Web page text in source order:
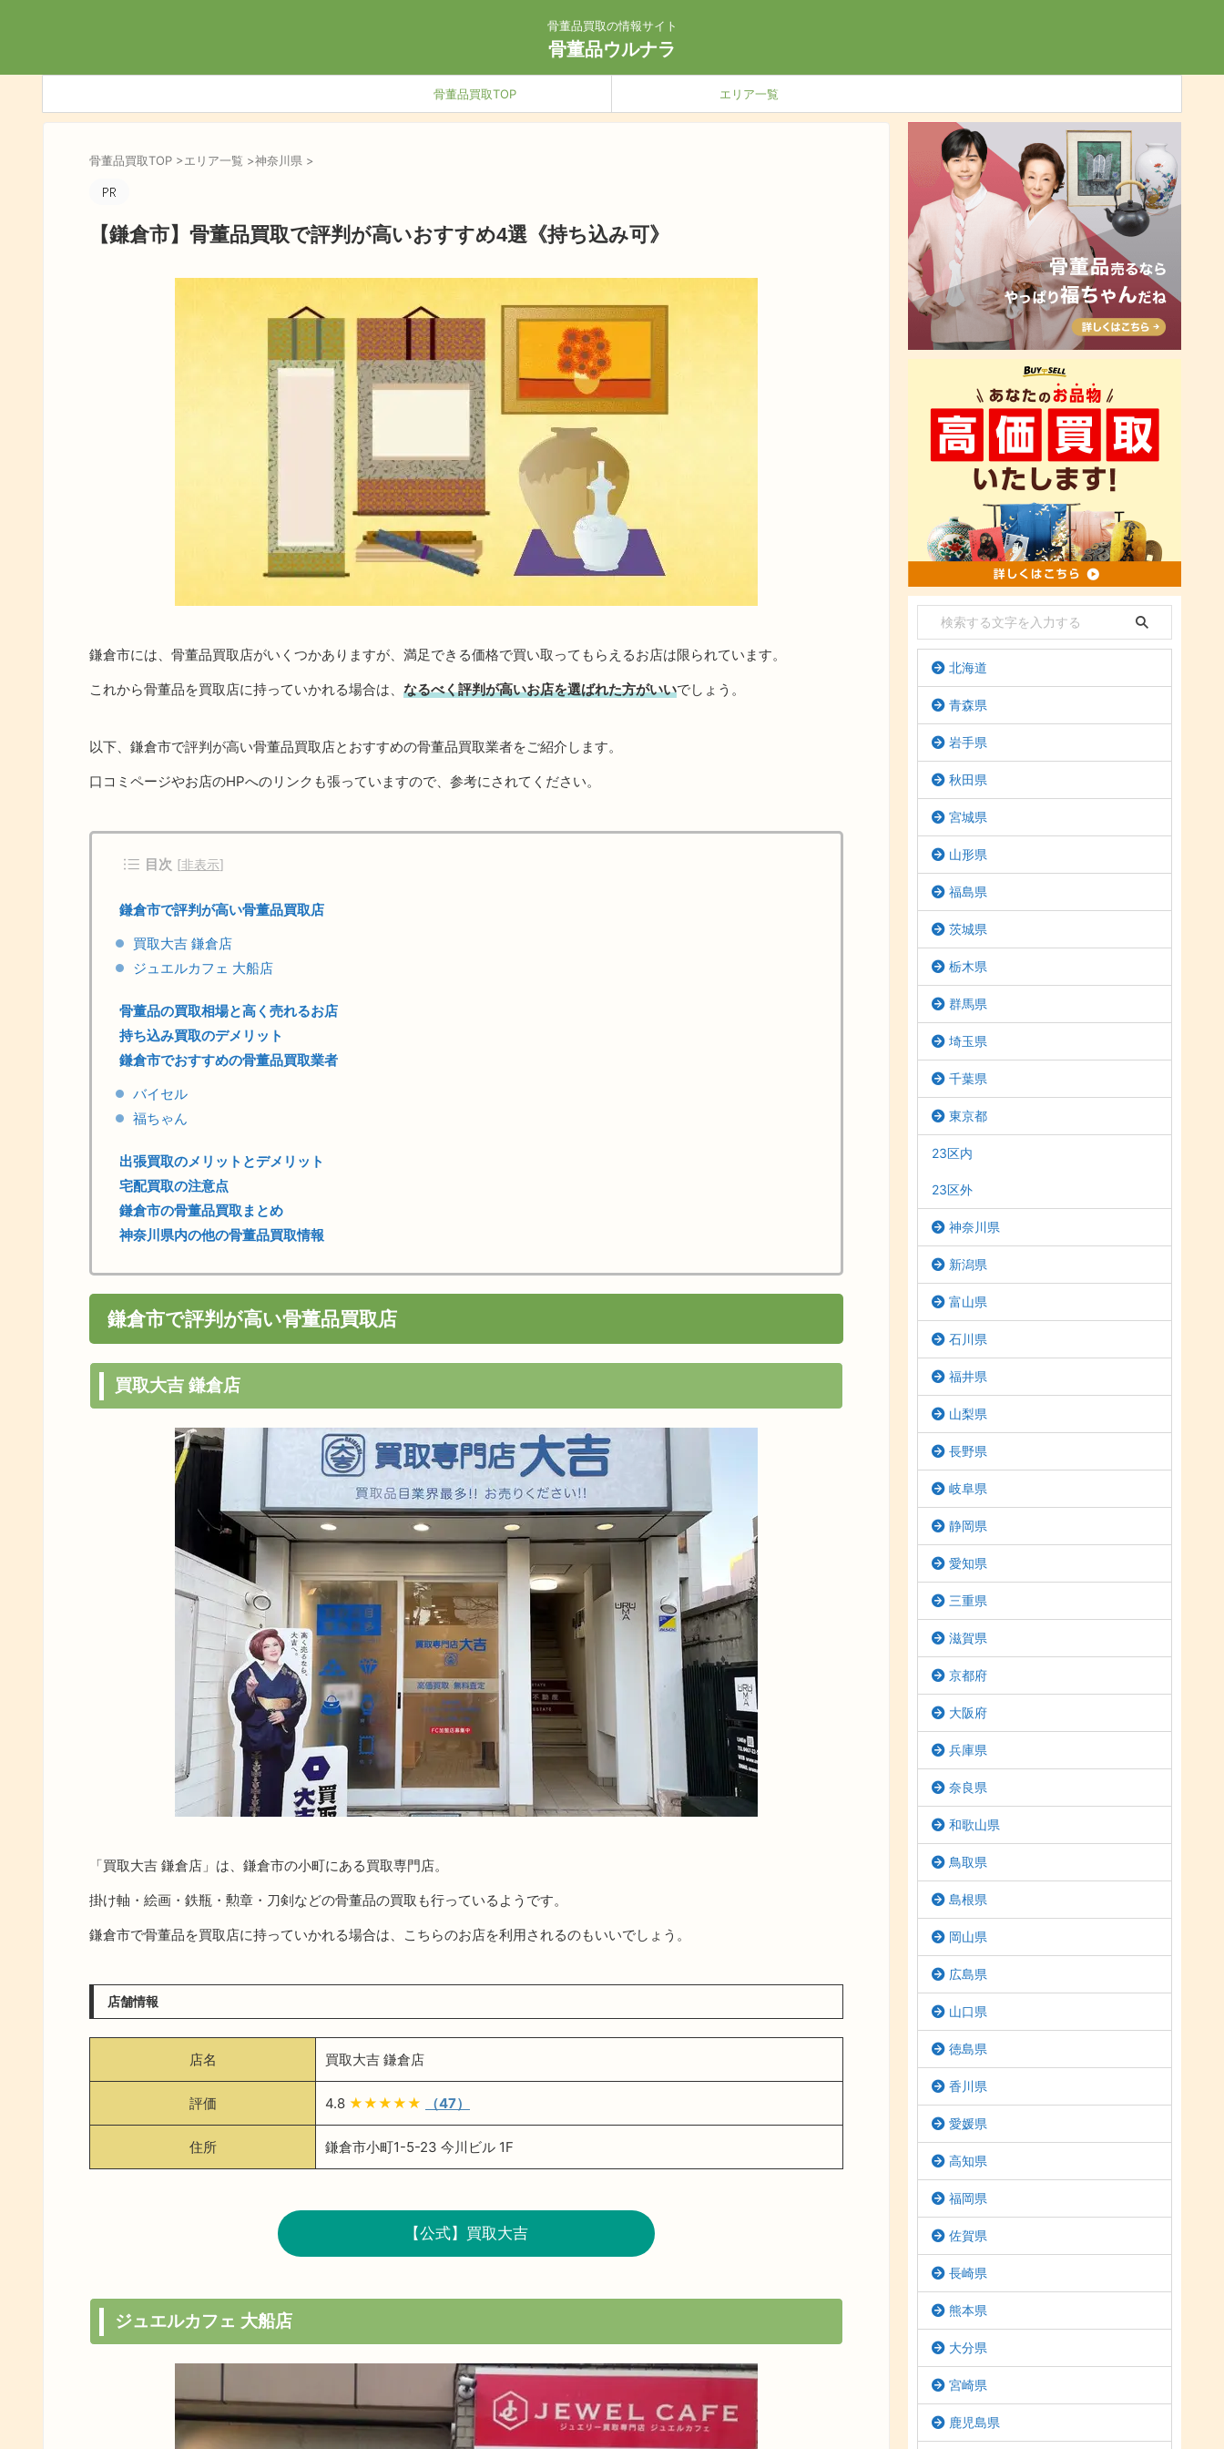
骨董品買取の情報サイト
骨董品ウルナラ
骨董品買取TOP エリア一覧
骨董品買取TOP >エリア一覧 >神奈川県 >
【鎌倉市】骨董品買取で評判が高いおすすめ4選《持ち込み可》
鎌倉市には、骨董品買取店がいくつかありますが、満足できる価格で買い取ってもらえるお店は限られています。
これから骨董品を買取店に持っていかれる場合は、 なるべく評判が高いお店を選ばれた方がいいでしょう。
以下、鎌倉市で評判が高い骨董品買取店とおすすめの骨董品買取業者をご紹介します。
口コミページやお店のHPへのリンクも張っていますので、参考にされてください。
目次 [非表示]
鎌倉市で評判が高い骨董品買取店
買取大吉 鎌倉店
ジュエルカフェ 大船店
骨董品の買取相場と高く売れるお店
持ち込み買取のデメリット
鎌倉市でおすすめの骨董品買取業者
バイセル
福ちゃん
出張買取のメリットとデメリット
宅配買取の注意点
鎌倉市の骨董品買取まとめ
神奈川県内の他の骨董品買取情報
鎌倉市で評判が高い骨董品買取店
買取大吉 鎌倉店
「買取大吉 鎌倉店」は、鎌倉市の小町にある買取専門店。
掛け軸・絵画・鉄瓶・勲章・刀剣などの骨董品の買取も行っているようです。
鎌倉市で骨董品を買取店に持っていかれる場合は、こちらのお店を利用されるのもいいでしょう。
店舗情報
店名 買取大吉 鎌倉店
評価 4.8 ★★★★★ （47）
住所 鎌倉市小町1-5-23 今川ビル 1F
【公式】買取大吉
ジュエルカフェ 大船店
北海道
青森県
岩手県
秋田県
宮城県
山形県
福島県
茨城県
栃木県
群馬県
埼玉県
千葉県
東京都
23区内
23区外
神奈川県
新潟県
富山県
石川県
福井県
山梨県
長野県
岐阜県
静岡県
愛知県
三重県
滋賀県
京都府
大阪府
兵庫県
奈良県
和歌山県
鳥取県
島根県
岡山県
広島県
山口県
徳島県
香川県
愛媛県
高知県
福岡県
佐賀県
長崎県
熊本県
大分県
宮崎県
鹿児島県